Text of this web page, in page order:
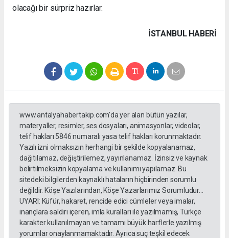
olacağı bir sürpriz hazırlar.
İSTANBUL HABERİ
www.antalyahabertakip.com'da yer alan bütün yazılar,
materyaller, resimler, ses dosyaları, animasyonlar, videolar,
telif hakları 5846 numaralı yasa telif hakları korunmaktadır.
Yazılı izni olmaksızın herhangi bir şekilde kopyalanamaz,
dağıtılamaz, değiştirilemez, yayınlanamaz. İzinsiz ve kaynak
belirtilmeksizin kopyalama ve kullanımı yapılamaz. Bu
sitedeki bilgilerden kaynaklı hataların hiçbirinden sorumlu
değildir. Köşe Yazılarından, Köşe Yazarlarımız Sorumludur...
UYARI: Küfür, hakaret, rencide edici cümleler veya imalar,
inançlara saldırı içeren, imla kuralları ile yazılmamış, Türkçe
karakter kullanılmayan ve tamamı büyük harflerle yazılmış
yorumlar onaylanmamaktadır. Ayrıca suç teşkil edecek